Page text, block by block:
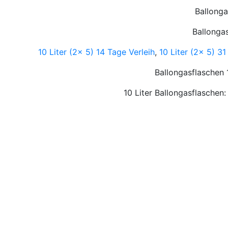
10 Liter (2x 5) 14 Tage Verleih, 10 Liter (2x 5) 31
10 Liter Ballongasflaschen: